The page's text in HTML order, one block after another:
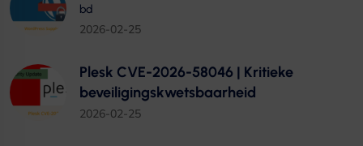
bd
2026-02-25
Plesk CVE-2026-58046 | Kritieke
beveiligingskwetsbaarheid
2026-02-25